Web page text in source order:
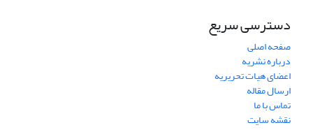
دسترسی سریع
صفحه اصلی
درباره نشریه
اعضای هیات تحریریه
ارسال مقاله
تماس با ما
نقشه سایت